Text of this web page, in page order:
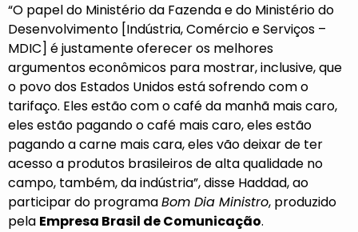
“O papel do Ministério da Fazenda e do Ministério do
Desenvolvimento [Indústria, Comércio e Serviços –
MDIC] é justamente oferecer os melhores
argumentos econômicos para mostrar, inclusive, que
o povo dos Estados Unidos está sofrendo com o
tarifaço. Eles estão com o café da manhã mais caro,
eles estão pagando o café mais caro, eles estão
pagando a carne mais cara, eles vão deixar de ter
acesso a produtos brasileiros de alta qualidade no
campo, também, da indústria”, disse Haddad, ao
participar do programaBom Dia Ministro, produzido
pela Empresa Brasil de Comunicação.